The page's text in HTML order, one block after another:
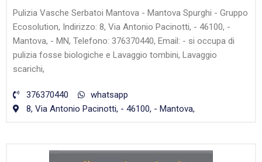
Pulizia Vasche Serbatoi Mantova - Mantova Spurghi - Gruppo
Ecosolution, Indirizzo: 8, Via Antonio Pacinotti, - 46100, -
Mantova, - MN, Telefono: 376370440, Email: - si occupa di
pulizia fosse biologiche e Lavaggio tombini, Lavaggio
scarichi,
376370440
whatsapp
8, Via Antonio Pacinotti, - 46100, - Mantova,